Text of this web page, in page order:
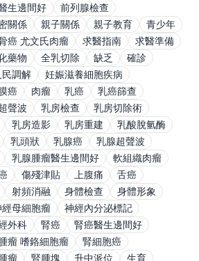
生邊間好
前列腺檢查
關係 親子關係 親子教育
青少年
癌 尤文氏肉瘤 求醫指南
求醫準備
藥物 全乳切除 缺乏
確診
民調解
妊娠滋養細胞疾病
癌 肉瘤 乳癌
乳癌篩查
聲波 乳房檢查
乳房切除術
乳房造影 乳房重建
乳酸脫氫酶
乳頭狀 乳腺癌
乳腺超聲波
乳腺腫瘤醫生邊間好
軟組織肉瘤
傷殘津貼 上腹痛
舌癌
射頻消融 身體檢查
身體形象
母細胞瘤
神經內分泌標記
外科 腎癌
腎癌醫生邊間好
瘤 嗜鉻細胞瘤
腎細胞癌
瘤 腎腫塊 升中派位 生育